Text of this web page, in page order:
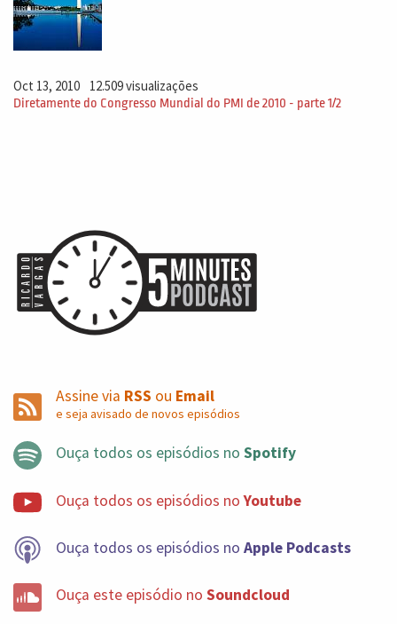
Oct 13, 2010 12.509 visualizações
Diretamente do Congresso Mundial do PMI de 2010 - parte 1/2
Assine via RSS ou Email
e seja avisado de novos episódios
Ouça todos os episódios no Spotify
Ouça todos os episódios noYoutube
Ouça todos os episódios no Apple Podcasts
Ouça este episódio no Soundcloud